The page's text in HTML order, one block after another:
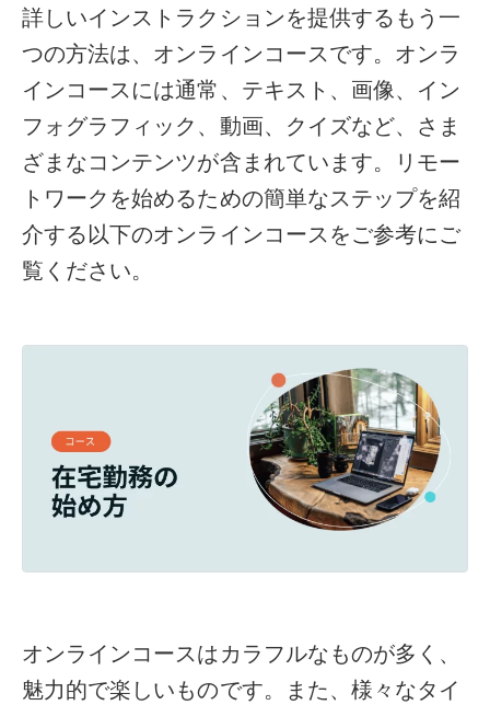
詳しいインストラクションを提供するもう一
つの方法は、オンラインコースです。オンラ
インコースには通常、テキスト、画像、イン
フォグラフィック、動画、クイズなど、さま
ざまなコンテンツが含まれています。リモー
トワークを始めるための簡単なステップを紹
介する以下のオンラインコースをご参考にご
覧ください。
オンラインコースはカラフルなものが多く、
魅力的で楽しいものです。また、様々なタイ